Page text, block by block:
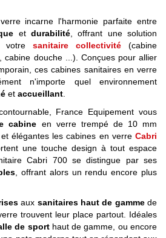
incarne l'harmonie parfaite entre
etdurabilité, offrant une solution
votre sanitaire collectivité (cabine
cabine douche ...). Conçues pour allier
ces cabines sanitaires en verre
n'importe quel environnement
et accueillant.
France Equipement vous
cabine en verre trempé de 10 mm
élégantes les cabines en verre Cabri
une touche design à tout espace
Cabri 700 se distingue par ses
, offrant alors un rendu encore plus
aux sanitaires haut de gammede
trouvent leur place partout. Idéales
de sporthaut de gamme, ou encore